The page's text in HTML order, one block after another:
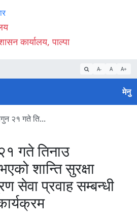
कार्यालय, पाल्पा
A- A A+
मेनु
२१ गते ति...
गते तिनाउ
शान्ति सुरक्षा
सेवा प्रवाह सम्बन्धी